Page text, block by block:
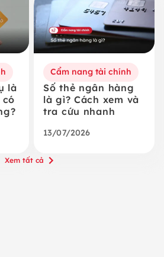
là
có
Cẩm nang tài chính
Số thẻ ngân hàng
là gì? Cách xem và
tra cứu nhanh
13/07/2026
Xem tất cả